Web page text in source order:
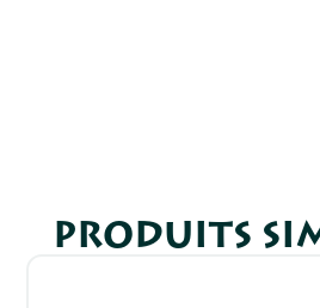
PRODUITS